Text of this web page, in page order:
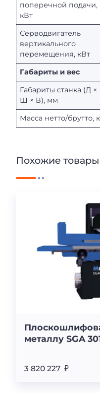
поперечной подачи,
кВт
Серводвигатель
вертикального
перемещения, кВт
Габариты и вес
Габариты станка (Д ×
Ш × В), мм
Масса нетто/брутто,
Похожие товары
металлу SGA
3 820 227 ₽